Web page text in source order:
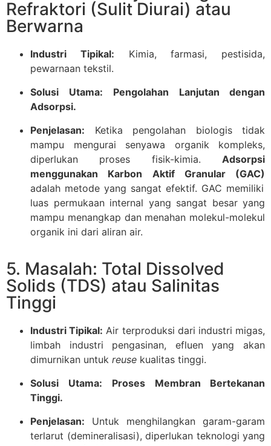
Refraktori (Sulit Diurai) atau
Berwarna
Industri Tipikal: Kimia, farmasi, pestisida,
pewarnaan tekstil.
Solusi Utama:
Pengolahan Lanjutan dengan
Adsorpsi.
Penjelasan: Ketika pengolahan biologis tidak
mampu mengurai senyawa organik kompleks,
diperlukan proses fisik-kimia. Adsorpsi
menggunakan Karbon Aktif Granular (GAC)
adalah metode yang sangat efektif. GAC memiliki
luas permukaan internal yang sangat besar yang
mampu menangkap dan menahan molekul-molekul
organik ini dari aliran air.
5. Masalah: Total Dissolved
Solids (TDS) atau Salinitas
Tinggi
Industri Tipikal: Air terproduksi dari industri migas,
limbah industri pengasinan, efluen yang akan
dimurnikan untuk reuse kualitas tinggi.
Solusi Utama:
Proses Membran Bertekanan
Tinggi.
Penjelasan: Untuk menghilangkan garam-garam
terlarut (demineralisasi), diperlukan teknologi yang